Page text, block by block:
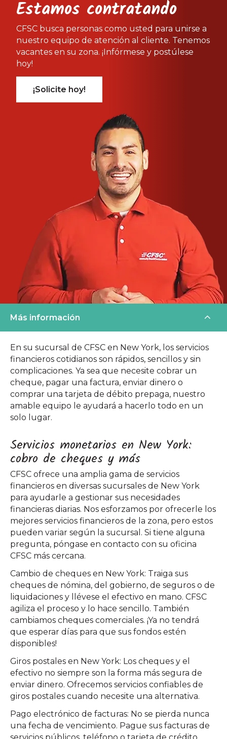
Estamos contratando
CFSC busca personas como usted para unirse a
nuestro equipo de atención al cliente. Tenemos
vacantes en su zona. ¡Infórmese y postúlese
hoy!
¡Solicite hoy!
Más información
En su sucursal de CFSC en New York, los servicios
financieros cotidianos son rápidos, sencillos y sin
complicaciones. Ya sea que necesite cobrar un
cheque, pagar una factura, enviar dinero o
comprar una tarjeta de débito prepaga, nuestro
amable equipo le ayudará a hacerlo todo en un
solo lugar.
Servicios monetarios en New York:
cobro de cheques y más
CFSC ofrece una amplia gama de servicios
financieros en diversas sucursales de New York
para ayudarle a gestionar sus necesidades
financieras diarias. Nos esforzamos por ofrecerle los
mejores servicios financieros de la zona, pero estos
pueden variar según la sucursal. Si tiene alguna
pregunta, póngase en contacto con su oficina
CFSC más cercana.
Cambio de cheques en New York: Traiga sus
cheques de nómina, del gobierno, de seguros o de
liquidaciones y llévese el efectivo en mano. CFSC
agiliza el proceso y lo hace sencillo. También
cambiamos cheques comerciales. ¡Ya no tendrá
que esperar días para que sus fondos estén
disponibles!
Giros postales en New York: Los cheques y el
efectivo no siempre son la forma más segura de
enviar dinero. Ofrecemos servicios confiables de
giros postales cuando necesite una alternativa.
Pago electrónico de facturas: No se pierda nunca
una fecha de vencimiento. Pague sus facturas de